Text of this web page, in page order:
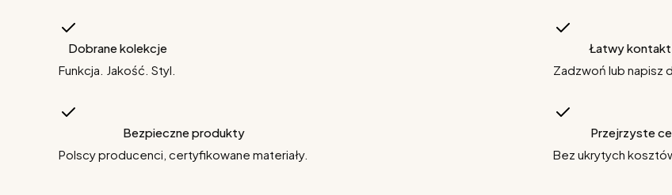
Dobrane kolekcje
Funkcja. Jakość. Styl.
Łatwy kontakt
Zadzwoń lub napisz
Bezpieczne produkty
Polscy producenci, certyfikowane materiały.
Przejrzyste
Bez ukrytych